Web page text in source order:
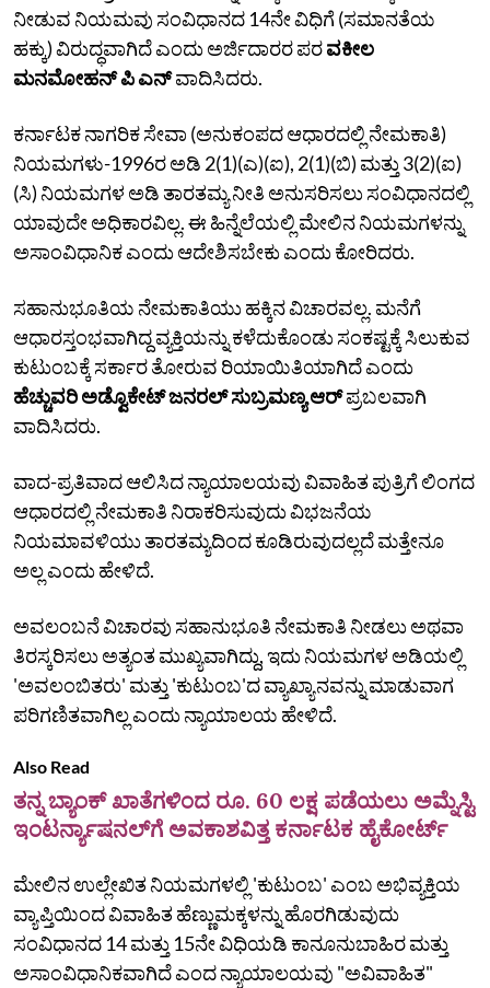
ನೀಡುವ ನಿಯಮವು ಸಂವಿಧಾನದ 14ನೇ ವಿಧಿಗೆ (ಸಮಾನತೆಯ
ಹಕ್ಕು) ವಿರುದ್ಧವಾಗಿದೆ ಎಂದು ಅರ್ಜಿದಾರರ ಪರವಕೀಲ
ಮನಮೋಹನ್‌ ಪಿ ಎನ್‌ವಾದಿಸಿದರು.
ಕರ್ನಾಟಕ ನಾಗರಿಕ ಸೇವಾ (ಅನುಕಂಪದ ಆಧಾರದಲ್ಲಿ ನೇಮಕಾತಿ)
ನಿಯಮಗಳು-1996ರ ಅಡಿ 2(1)(ಎ)(ಐ), 2(1)(ಬಿ) ಮತ್ತು 3(2)(ಐ)
(ಸಿ) ನಿಯಮಗಳ ಅಡಿ ತಾರತಮ್ಯ ನೀತಿ ಅನುಸರಿಸಲು ಸಂವಿಧಾನದಲ್ಲಿ
ಯಾವುದೇ ಅಧಿಕಾರವಿಲ್ಲ. ಈ ಹಿನ್ನೆಲೆಯಲ್ಲಿ ಮೇಲಿನ ನಿಯಮಗಳನ್ನು
ಅಸಾಂವಿಧಾನಿಕ ಎಂದು ಆದೇಶಿಸಬೇಕು ಎಂದು ಕೋರಿದರು.
ಸಹಾನುಭೂತಿಯ ನೇಮಕಾತಿಯು ಹಕ್ಕಿನ ವಿಚಾರವಲ್ಲ. ಮನೆಗೆ
ಆಧಾರಸ್ತಂಭವಾಗಿದ್ದ ವ್ಯಕ್ತಿಯನ್ನು ಕಳೆದುಕೊಂಡು ಸಂಕಷ್ಟಕ್ಕೆ ಸಿಲುಕುವ
ಕುಟುಂಬಕ್ಕೆ ಸರ್ಕಾರ ತೋರುವ ರಿಯಾಯಿತಿಯಾಗಿದೆ ಎಂದು
ಹೆಚ್ಚುವರಿ ಅಡ್ವೊಕೇಟ್‌ ಜನರಲ್‌ ಸುಬ್ರಮಣ್ಯ ಆರ್‌ಪ್ರಬಲವಾಗಿ
ವಾದಿಸಿದರು.
ವಾದ-ಪ್ರತಿವಾದ ಆಲಿಸಿದ ನ್ಯಾಯಾಲಯವು ವಿವಾಹಿತ ಪುತ್ರಿಗೆ ಲಿಂಗದ
ಆಧಾರದಲ್ಲಿ ನೇಮಕಾತಿ ನಿರಾಕರಿಸುವುದು ವಿಭಜನೆಯ
ನಿಯಮಾವಳಿಯು ತಾರತಮ್ಯದಿಂದ ಕೂಡಿರುವುದಲ್ಲದೆ ಮತ್ತೇನೂ
ಅಲ್ಲ ಎಂದು ಹೇಳಿದೆ.
ಅವಲಂಬನೆ ವಿಚಾರವು ಸಹಾನುಭೂತಿ ನೇಮಕಾತಿ ನೀಡಲು ಅಥವಾ
ತಿರಸ್ಕರಿಸಲು ಅತ್ಯಂತ ಮುಖ್ಯವಾಗಿದ್ದು, ಇದು ನಿಯಮಗಳ ಅಡಿಯಲ್ಲಿ
'ಅವಲಂಬಿತರು' ಮತ್ತು 'ಕುಟುಂಬ'ದ ವ್ಯಾಖ್ಯಾನವನ್ನು ಮಾಡುವಾಗ
ಪರಿಗಣಿತವಾಗಿಲ್ಲ ಎಂದು ನ್ಯಾಯಾಲಯ ಹೇಳಿದೆ.
Also Read
ತನ್ನ ಬ್ಯಾಂಕ್ ಖಾತೆಗಳಿಂದ ರೂ. 60 ಲಕ್ಷ ಪಡೆಯಲು ಅಮ್ನೆಸ್ಟಿ
ಇಂಟರ್ನ್ಯಾಷನಲ್‌ಗೆ ಅವಕಾಶವಿತ್ತ ಕರ್ನಾಟಕ ಹೈಕೋರ್ಟ್
ಮೇಲಿನ ಉಲ್ಲೇಖಿತ ನಿಯಮಗಳಲ್ಲಿ 'ಕುಟುಂಬ' ಎಂಬ ಅಭಿವ್ಯಕ್ತಿಯ
ವ್ಯಾಪ್ತಿಯಿಂದ ವಿವಾಹಿತ ಹೆಣ್ಣುಮಕ್ಕಳನ್ನು ಹೊರಗಿಡುವುದು
ಸಂವಿಧಾನದ 14 ಮತ್ತು 15ನೇ ವಿಧಿಯಡಿ ಕಾನೂನುಬಾಹಿರ ಮತ್ತು
ಅಸಾಂವಿಧಾನಿಕವಾಗಿದೆ ಎಂದ ನ್ಯಾಯಾಲಯವು "ಅವಿವಾಹಿತ"